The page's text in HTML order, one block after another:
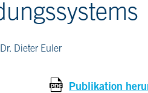
Dieter Euler
Publikation